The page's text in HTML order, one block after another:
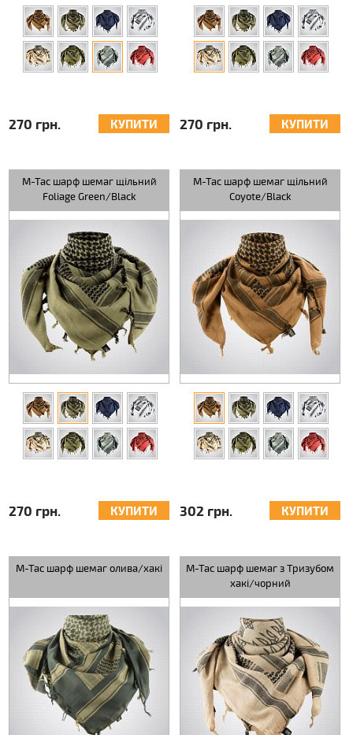
270 грн. КУПИТИ 270 грн. КУПИТИ
M-Tac шарф шемаг щільний
Foliage Green/Black
270 грн. КУПИТИ
M-Tac шарф шемаг щільний
Coyote/Black
302 грн. КУПИТИ
M-Tac шарф шемаг олива/хакі
M-Tac шарф шемаг з Тризубом
хакі/чорний